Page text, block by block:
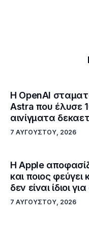
Η OpenAI
Astra που έλυσε
αινίγματα
7 ΑΥΓΟΎΣΤΟΥ, 2026
Η Apple
και ποιος φεύγει
δεν είναι ίδιοι
7 ΑΥΓΟΎΣΤΟΥ, 2026